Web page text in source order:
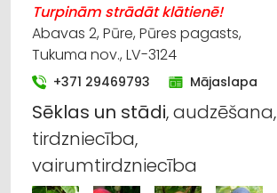
Turpinām strādāt klātienē!
Abavas 2, Pūre, Pūres pagasts,
Tukuma nov., LV-3124
+371 29469793 Mājaslapa
Sēklas un stādi, audzēšana,
tirdzniecība,
vairumtirdzniecība